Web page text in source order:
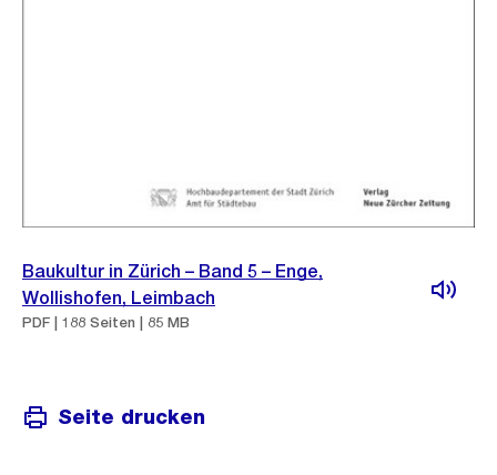
Baukultur in Zürich – Band 5 – Enge,
Wollishofen, Leimbach
PDF | 188 Seiten | 85 MB
Seite drucken